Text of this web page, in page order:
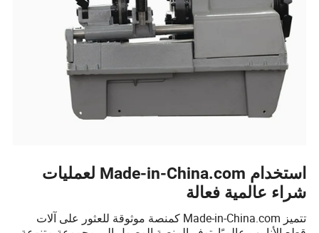
استخدام Made-in-China.com لعمليات
شراء عالمية فعالة
تتميز Made-in-China.com كمنصة موثوقة للعثور على آلات